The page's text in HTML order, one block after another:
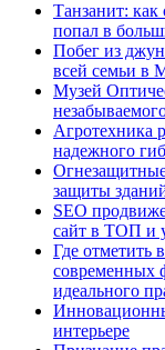
Танзанит:
попал в
Побег из
всей семьи в
Музей
Агротехника
надежного
защиты
SEO
сайт в ТОП и
Где отметить
современных
идеального
интерьере